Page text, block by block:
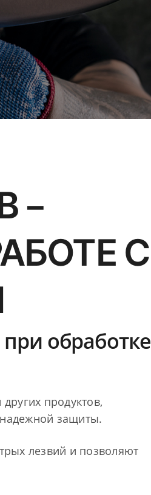
–
С
обработке
продуктов,
защиты.
лезвий и позволяют